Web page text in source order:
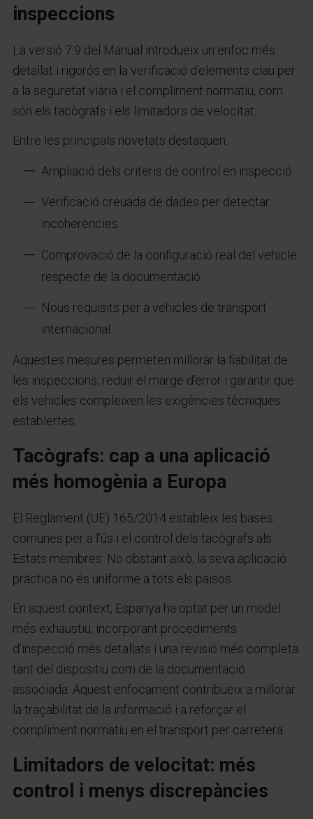
inspeccions
La versió 7.9 del Manual introdueix un enfoc més
detallat i rigorós en la verificació d’elements clau per
a la seguretat viària i el compliment normatiu, com
són els tacògrafs i els limitadors de velocitat.
Entre les principals novetats destaquen:
Ampliació dels criteris de control en inspecció
Verificació creuada de dades per detectar
incoherències
Comprovació de la configuració real del vehicle
respecte de la documentació
Nous requisits per a vehicles de transport
internacional
Aquestes mesures permeten millorar la fiabilitat de
les inspeccions, reduir el marge d’error i garantir que
els vehicles compleixen les exigències tècniques
establertes.
Tacògrafs: cap a una aplicació
més homogènia a Europa
El Reglament (UE) 165/2014 estableix les bases
comunes per a l’ús i el control dels tacògrafs als
Estats membres. No obstant això, la seva aplicació
pràctica no és uniforme a tots els països.
En aquest context, Espanya ha optat per un model
més exhaustiu, incorporant procediments
d’inspecció més detallats i una revisió més completa
tant del dispositiu com de la documentació
associada. Aquest enfocament contribueix a millorar
la traçabilitat de la informació i a reforçar el
compliment normatiu en el transport per carretera.
Limitadors de velocitat: més
control i menys discrepàncies